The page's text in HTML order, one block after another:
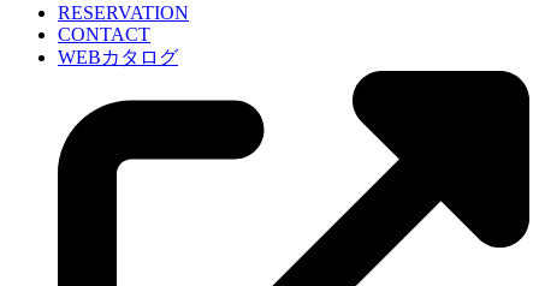
RESERVATION
CONTACT
WEBカタログ